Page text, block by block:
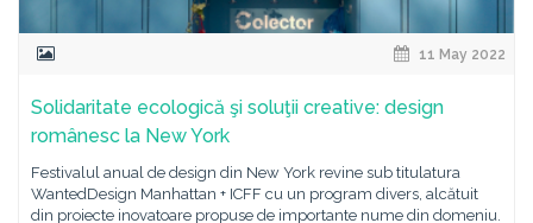
11 May 2022
Solidaritate ecologică şi soluţii creative: design
românesc la New York
Festivalul anual de design din New York revine sub titulatura
WantedDesign Manhattan + ICFF cu un program divers, alcătuit
din proiecte inovatoare propuse de importante nume din domeniu.